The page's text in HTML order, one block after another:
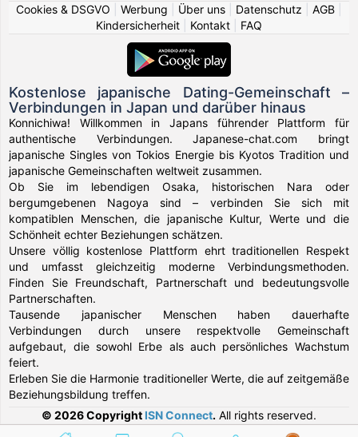
Cookies & DSGVO
Werbung Über uns Datenschutz AGB
Kindersicherheit
Kontakt FAQ
Kostenlose japanische Dating-Gemeinschaft –
Verbindungen in Japan und darüber hinaus
Konnichiwa! Willkommen in Japans führender Plattform für
authentische Verbindungen. Japanese-chat.com bringt
japanische Singles von Tokios Energie bis Kyotos Tradition und
japanische Gemeinschaften weltweit zusammen.
Ob Sie im lebendigen Osaka, historischen Nara oder
bergumgebenen Nagoya sind – verbinden Sie sich mit
kompatiblen Menschen, die japanische Kultur, Werte und die
Schönheit echter Beziehungen schätzen.
Unsere völlig kostenlose Plattform ehrt traditionellen Respekt
und umfasst gleichzeitig moderne Verbindungsmethoden.
Finden Sie Freundschaft, Partnerschaft und bedeutungsvolle
Partnerschaften.
Tausende japanischer Menschen haben dauerhafte
Verbindungen durch unsere respektvolle Gemeinschaft
aufgebaut, die sowohl Erbe als auch persönliches Wachstum
feiert.
Erleben Sie die Harmonie traditioneller Werte, die auf zeitgemäße
Beziehungsbildung treffen.
© 2026 Copyright ISN Connect. All rights reserved.